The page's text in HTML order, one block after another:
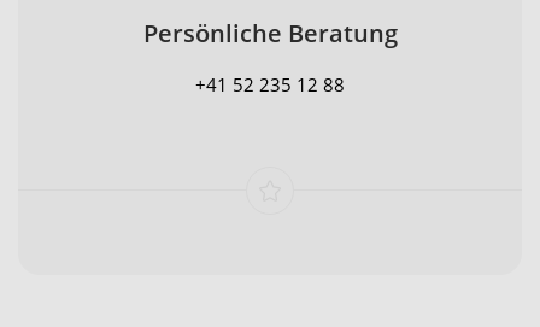
Persönliche Beratung
+41 52 235 12 88